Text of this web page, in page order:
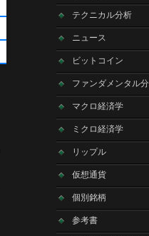
テクニカル分析
ニュース
ビットコイン
ファンダメンタル
マクロ経済学
ミクロ経済学
リップル
仮想通貨
個別銘柄
参考書